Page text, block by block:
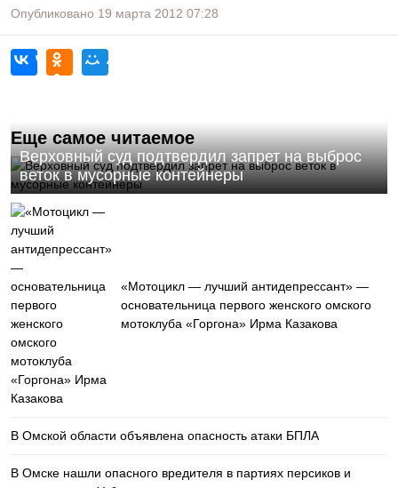
Опубликовано 19 марта 2012 07:28
Еще самое читаемое
Верховный суд подтвердил запрет на выброс
веток в мусорные контейнеры
«Мотоцикл — лучший антидепрессант» —
основательница первого женского омского
мотоклуба «Горгона» Ирма Казакова
В Омской области объявлена опасность атаки БПЛА
В Омске нашли опасного вредителя в партиях персиков и